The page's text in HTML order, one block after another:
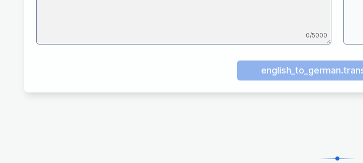
0/5000